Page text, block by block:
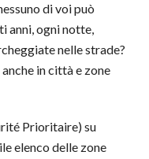
di voi può
anni, ogni notte,
nelle strade?
in città e zone
Prioritaire) su
elenco delle zone